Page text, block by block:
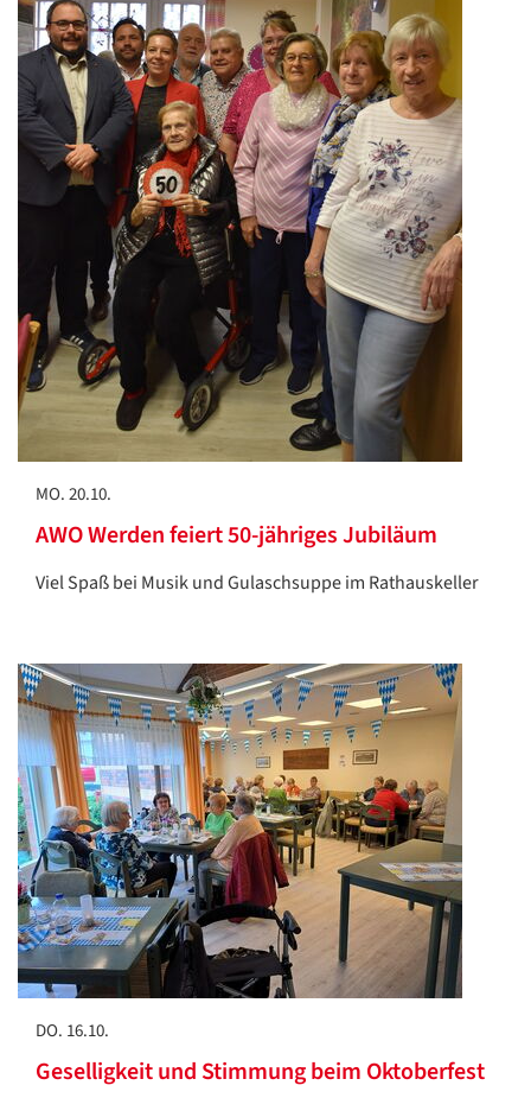
MO. 20.10.
AWO Werden feiert 50-jähriges Jubiläum
Viel Spaß bei Musik und Gulaschsuppe im Rathauskeller
DO. 16.10.
Geselligkeit und Stimmung beim Oktoberfest